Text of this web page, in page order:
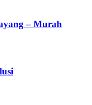
– Murah